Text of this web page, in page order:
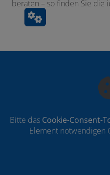
beraten – so finden Sie die
Bitte das Cookie-Consent-
Element notwendigen